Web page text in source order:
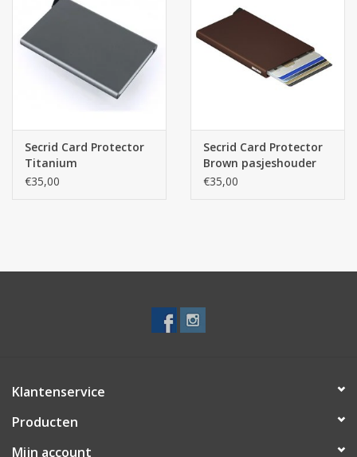
Secrid Card Protector
Titanium
pasjeshouder
€35,00
Secrid Card Protector
Brown pasjeshouder
€35,00
Klantenservice
Producten
Mijn account